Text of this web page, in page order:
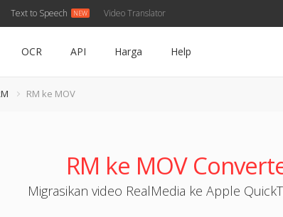
Text to Speech Video Translator
OCR API Harga Help
RM ke MOV
RM ke MOV
Migrasikan video RealMedia ke Apple